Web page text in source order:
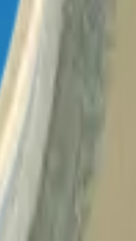
y durabilidad
Uso recomendado
vibraciones.